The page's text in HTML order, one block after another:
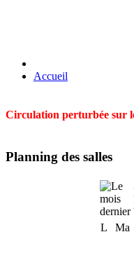
Accueil
Circulation perturbée sur
Planning des salles
L
Ma